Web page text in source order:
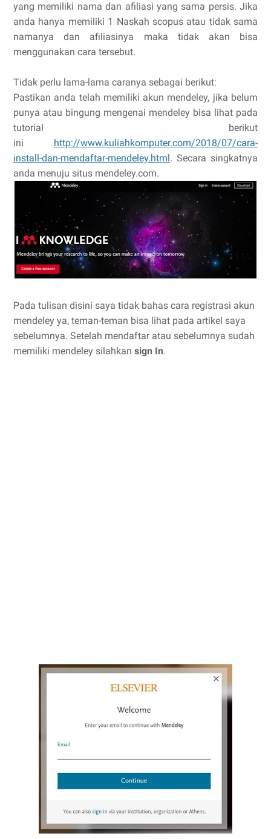
yang memiliki nama dan afiliasi yang sama persis. Jika
anda hanya memiliki 1 Naskah scopus atau tidak sama
namanya dan afiliasinya maka tidak akan bisa
menggunakan cara tersebut.
Tidak perlu lama-lama caranya sebagai berikut:
Pastikan anda telah memiliki akun mendeley, jika belum
punya atau bingung mengenai mendeley bisa lihat pada
tutorial berikut
ini
http://www.kuliahkomputer.com/2018/07/cara-
install-dan-mendaftar-mendeley.html . Secara singkatnya
anda menuju situs mendeley.com.
Pada tulisan disini saya tidak bahas cara registrasi akun
mendeley ya, teman-teman bisa lihat pada artikel saya
sebelumnya. Setelah mendaftar atau sebelumnya sudah
memiliki mendeley silahkan sign In.